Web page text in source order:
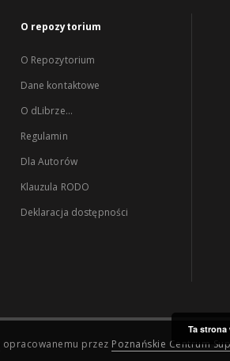
O repozytorium
O Repozytorium
Dane kontaktowe
O dLibrze...
Regulamin
Dla Autorów
Klauzula RODO
Deklaracja dostępności
opracowanemu przez Poznańskie Centrum
Ta